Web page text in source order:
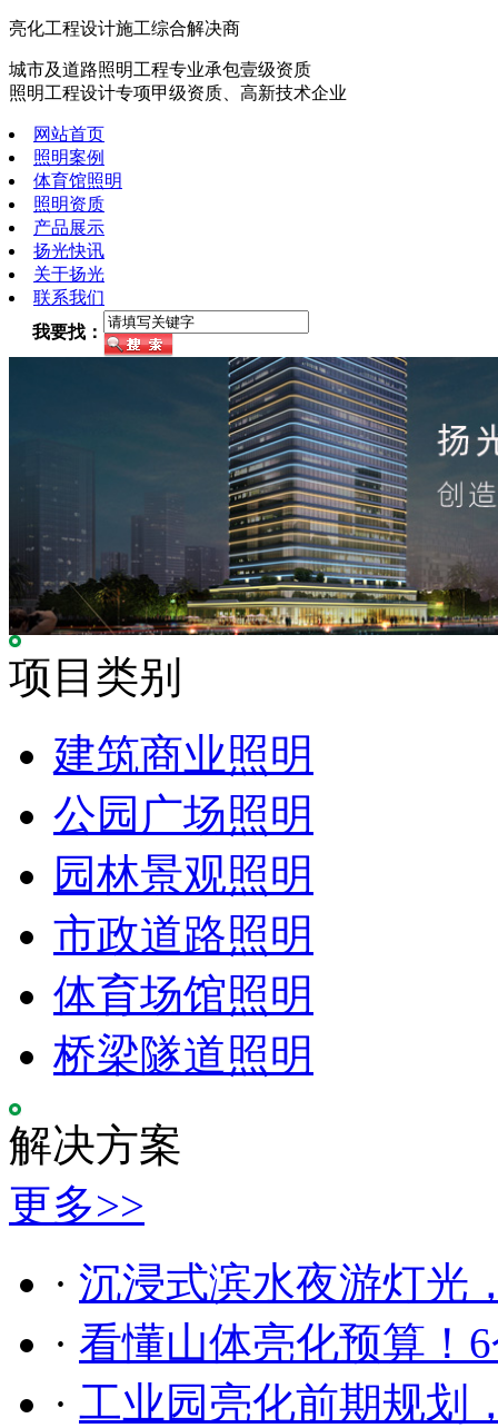
亮化工程设计施工综合解决商
城市及道路照明工程专业承包壹级资质
照明工程设计专项甲级资质、高新技术企业
网站首页
照明案例
体育馆照明
照明资质
产品展示
扬光快讯
关于扬光
联系我们
我要找：
项目类别
建筑商业照明
公园广场照明
园林景观照明
市政道路照明
体育场馆照明
桥梁隧道照明
解决方案
更多>>
· 沉浸式滨水夜游灯光
· 看懂山体亮化预算！
· 工业园亮化前期规划